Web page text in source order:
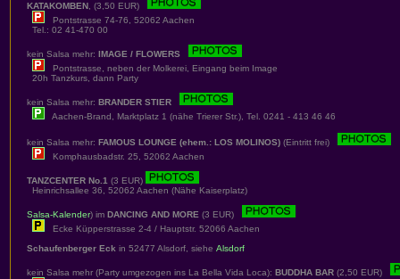
KATAKOMBEN , (3,50 EUR)
Pontstrasse 74-76, 52062 Aachen
Tel.: 02 41-470 00
kein Salsa mehr: IMAGE / FLOWERS
Pontstrasse, neben der Molkerei, Eingang beim Image
20h Tanzkurs, dann Party
kein Salsa mehr: BRANDER STIER
Aachen-Brand, Marktplatz 1 (nähe Trierer Str.), Tel. 0241 - 413 46 46
kein Salsa mehr: FAMOUS LOUNGE (ehem.: LOS MOLINOS) (Eintritt frei)
Komphausbadstr. 25, 52062 Aachen
TANZCENTER No.1 (3 EUR)
Heinrichsallee 36, 52062 Aachen (Nähe Kaiserplatz)
Salsa-Kalender) im DANCING AND MORE (3 EUR)
Ecke Küpperstrasse 2-4 / Hauptstr. 52066 Aachen
Schaufenberger Eck in 52477 Alsdorf, siehe Alsdorf
kein Salsa mehr (Party umgezogen ins La Bella Vida Loca): BUDDHA BAR (2,50 EUR)